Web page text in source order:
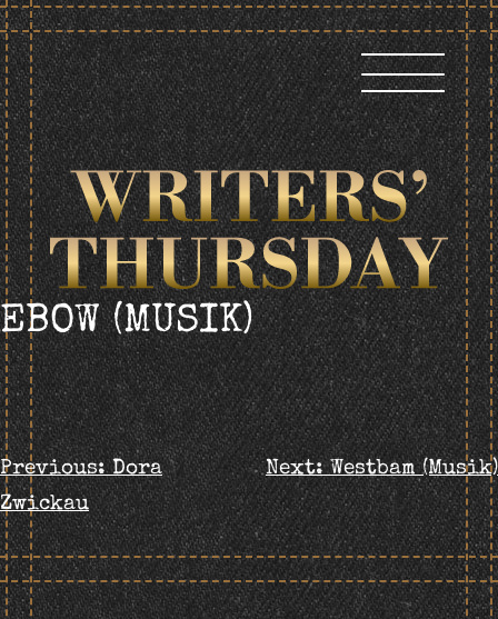
Skip
to
content
EBOW (MUSIK)
BEITRAGS-
NAVIGATION
Previous: Dora
Zwickau
Next: Westbam (Musik)